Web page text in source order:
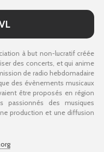
à but non-lucratif créée
des concerts, et qui anime
de radio hebdomadaire
des évènements musicaux
être proposés en région
passionnés des musiques
production et une diffusion